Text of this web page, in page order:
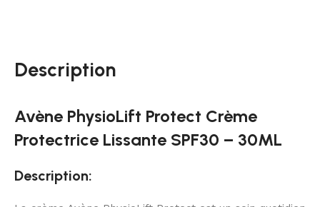
Description
Avène PhysioLift Protect Crème
Protectrice Lissante SPF30 – 30ML
Description: